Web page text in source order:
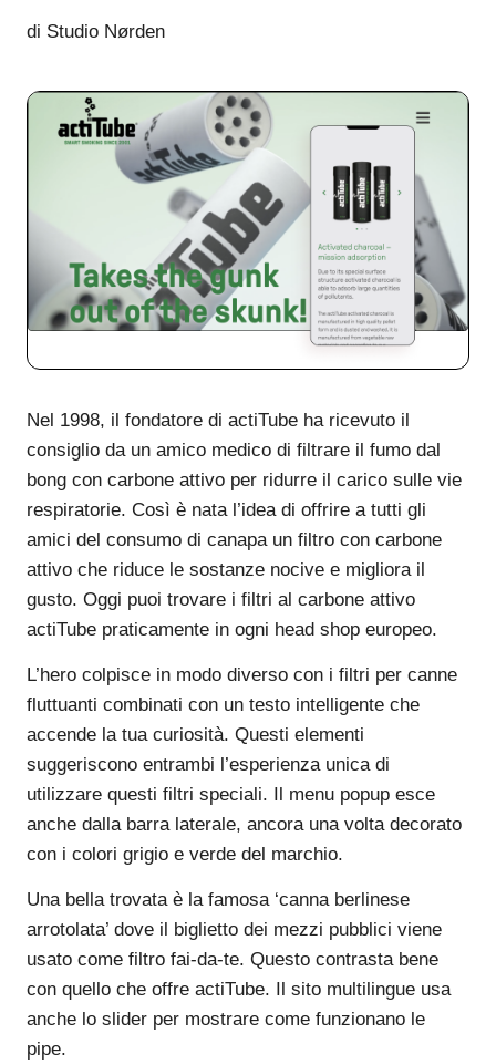
di Studio Nørden
Nel 1998, il fondatore di actiTube ha ricevuto il
consiglio da un amico medico di filtrare il fumo dal
bong con carbone attivo per ridurre il carico sulle vie
respiratorie. Così è nata l’idea di offrire a tutti gli
amici del consumo di canapa un filtro con carbone
attivo che riduce le sostanze nocive e migliora il
gusto. Oggi puoi trovare i filtri al carbone attivo
actiTube praticamente in ogni head shop europeo.
L’hero colpisce in modo diverso con i filtri per canne
fluttuanti combinati con un testo intelligente che
accende la tua curiosità. Questi elementi
suggeriscono entrambi l’esperienza unica di
utilizzare questi filtri speciali. Il menu popup esce
anche dalla barra laterale, ancora una volta decorato
con i colori grigio e verde del marchio.
Una bella trovata è la famosa ‘canna berlinese
arrotolata’ dove il biglietto dei mezzi pubblici viene
usato come filtro fai-da-te. Questo contrasta bene
con quello che offre actiTube. Il sito multilingue usa
anche lo slider per mostrare come funzionano le
pipe.